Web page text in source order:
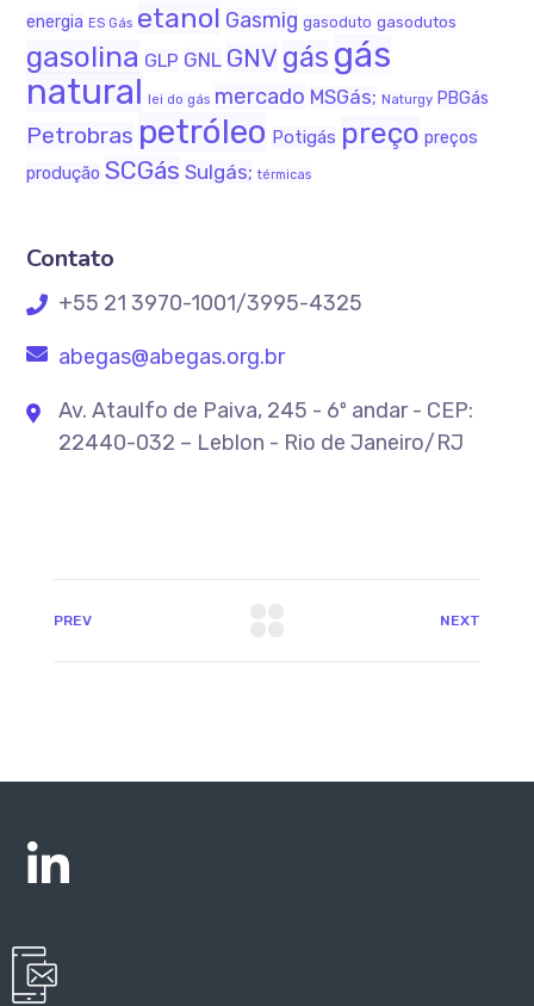
energia ES Gás etanol Gasmig gasoduto gasodutos
gasolina GLP GNL GNV gás gás
natural lei do gás mercado MSGás; Naturgy PBGás
Petrobras petróleo Potigás preço preços
produção SCGás Sulgás; térmicas
Contato
+55 21 3970-1001/3995-4325
abegas@abegas.org.br
Av. Ataulfo de Paiva, 245 - 6º andar - CEP:
22440-032 – Leblon - Rio de Janeiro/RJ
PREV NEXT